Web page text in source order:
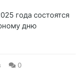
года состоятся
дню
0